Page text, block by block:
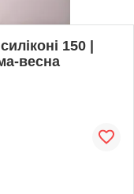
150 |
весна